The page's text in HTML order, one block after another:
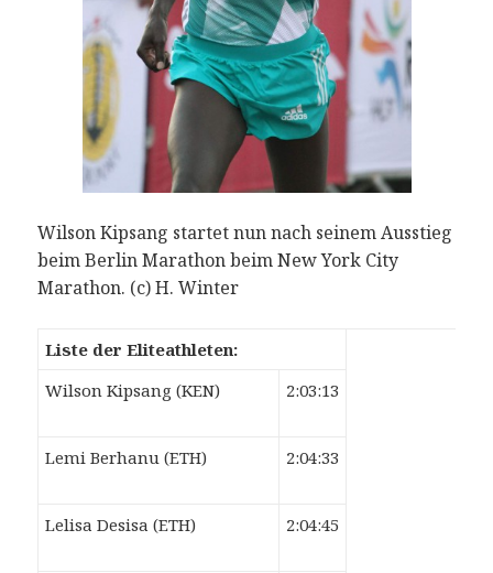
Wilson Kipsang startet nun nach seinem Ausstieg
beim Berlin Marathon beim New York City
Marathon. (c) H. Winter
Liste der Eliteathleten:
Wilson Kipsang (KEN)
2:03:13
Lemi Berhanu (ETH) 2:04:33
Lelisa Desisa (ETH) 2:04:45